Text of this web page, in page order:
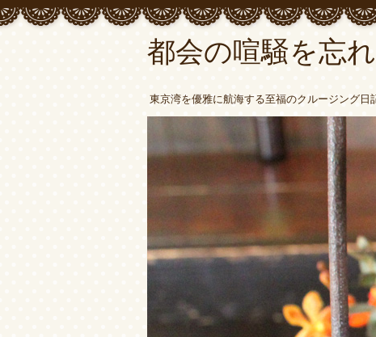
都会の喧騒を忘
東京湾を優雅に航海する至福のクルージング日